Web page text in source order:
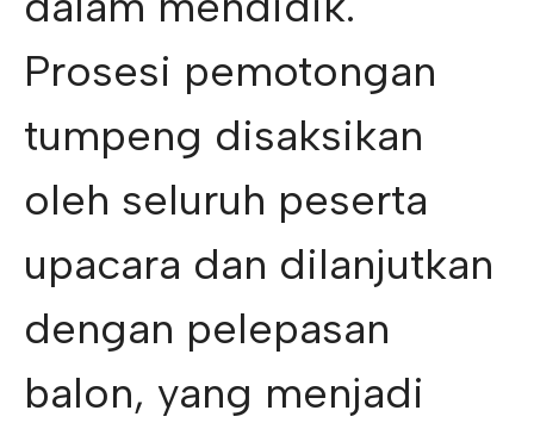
Prosesi pemotongan
tumpeng disaksikan
oleh seluruh peserta
upacara dan dilanjutkan
dengan pelepasan
balon, yang menjadi